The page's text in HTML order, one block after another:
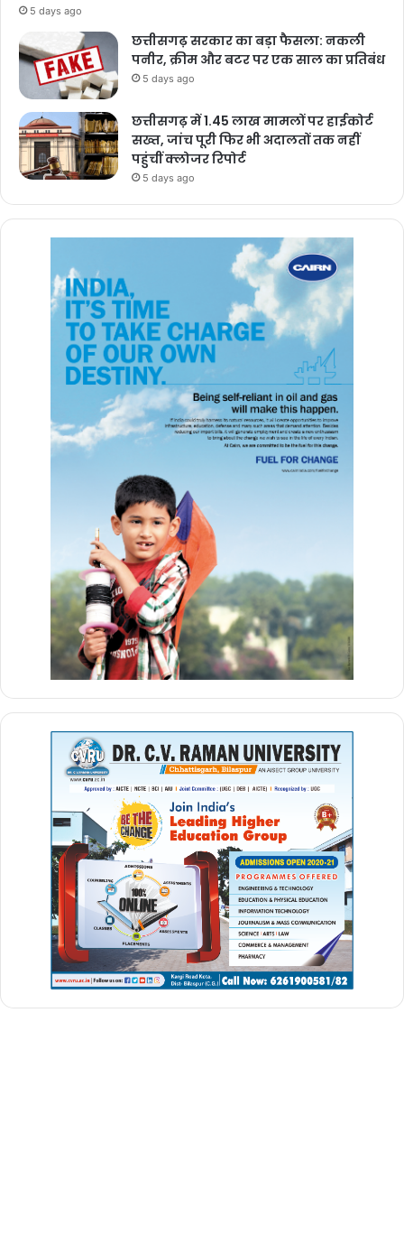
5 days ago
छत्तीसगढ़ सरकार का बड़ा फैसला: नकली
पनीर, क्रीम और बटर पर एक साल का प्रतिबंध
5 days ago
छत्तीसगढ़ में 1.45 लाख मामलों पर हाईकोर्ट
सख्त, जांच पूरी फिर भी अदालतों तक नहीं
पहुंचीं क्लोजर रिपोर्ट
5 days ago